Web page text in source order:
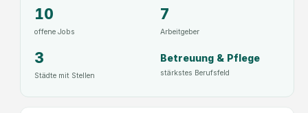
10
offene Jobs
7
Arbeitgeber
3
Städte mit Stellen
Betreuung & Pflege
stärkstes Berufsfeld